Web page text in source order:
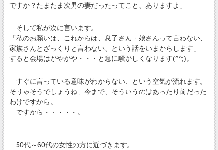
ですか？たまたま次男の妻だったってこと、ありますよ」
そして私が次に言います。
「私のお願いは、これからは、息子さん・娘さんって言わない、
家族さんとざっくりと言わない、という話をいまからします」
すると会場はがやがや・・・と急に騒がしくなります(^^;)。
すぐに言っている意味がわからない、という空気が流れます。
そりゃそうでしょうね、今まで、そういうのはあったり前だった
わけですから。
ですから・・・・・。
50代～60代の女性の方に近づきます。